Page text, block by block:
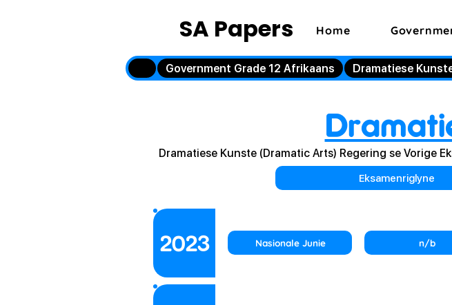
SA Papers Home
Dramatiese Kunste (Dramatic Arts) Regering se Vorige
Eksamenriglyne
2023 Nasionale Junie n/b
Government Grade 12 Afrikaans Dramatiese